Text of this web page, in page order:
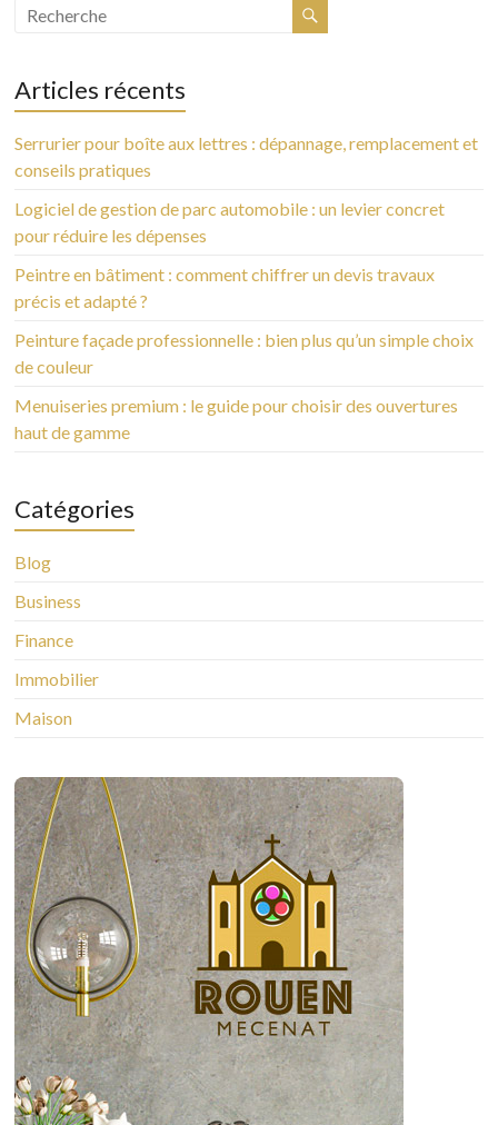
Articles récents
Serrurier pour boîte aux lettres : dépannage, remplacement et
conseils pratiques
Logiciel de gestion de parc automobile : un levier concret
pour réduire les dépenses
Peintre en bâtiment : comment chiffrer un devis travaux
précis et adapté ?
Peinture façade professionnelle : bien plus qu’un simple choix
de couleur
Menuiseries premium : le guide pour choisir des ouvertures
haut de gamme
Catégories
Blog
Business
Finance
Immobilier
Maison